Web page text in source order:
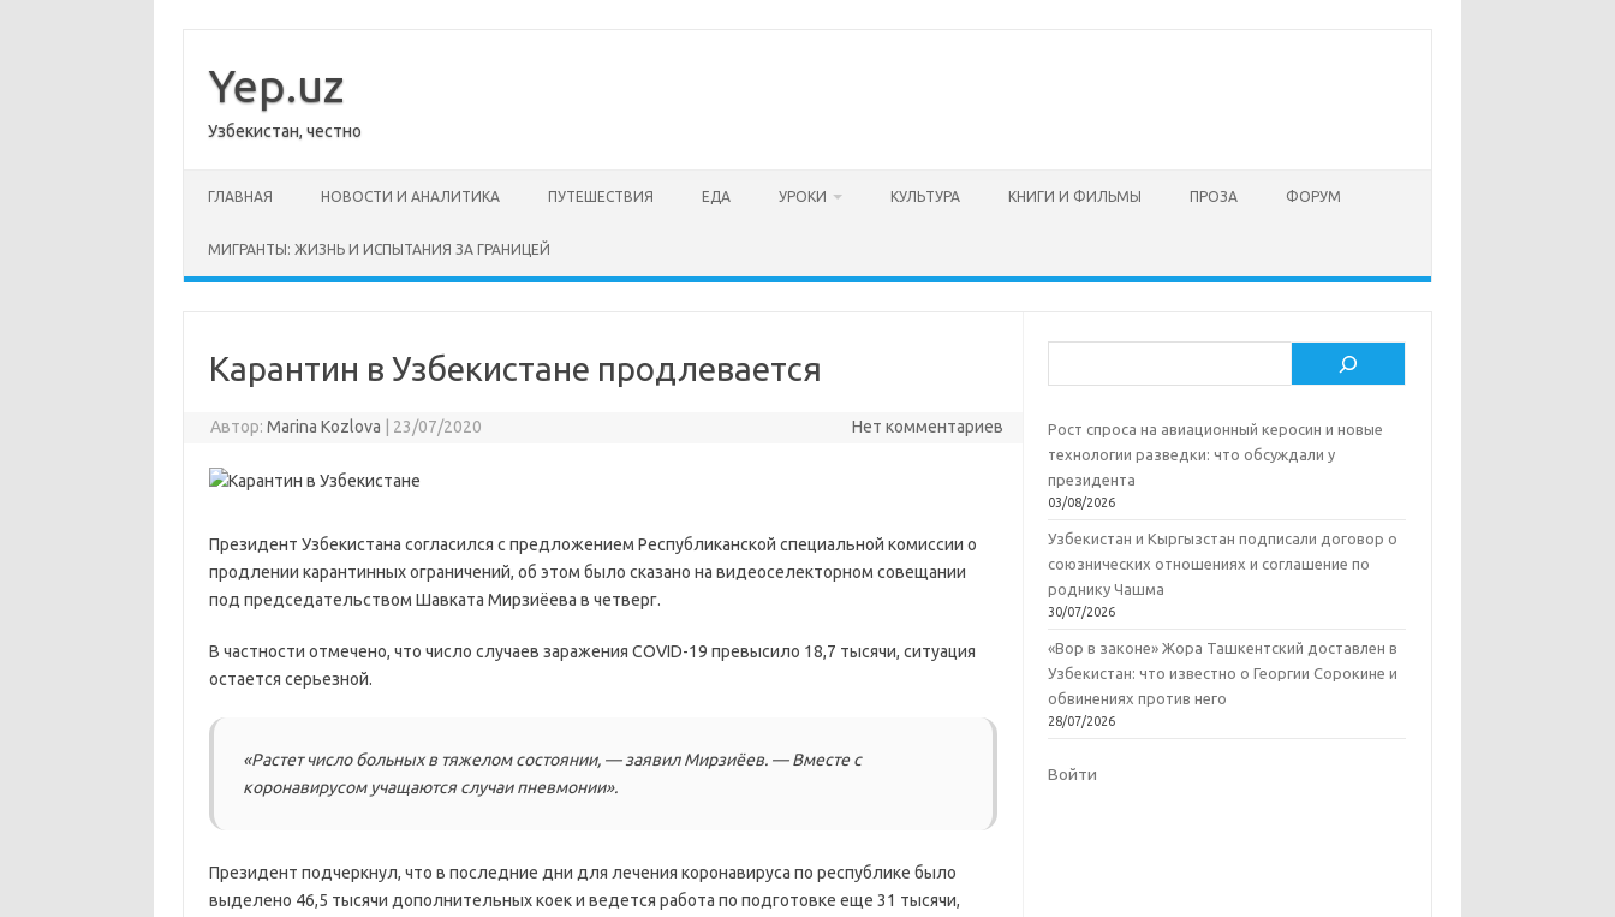
содержимому
Yep.uz
Узбекистан, честно
ГЛАВНАЯ НОВОСТИ И АНАЛИТИКА ПУТЕШЕСТВИЯ ЕДА УРОКИ КУЛЬТУРА КНИГИ И ФИЛЬМЫ ПРОЗА ФОРУМ
МИГРАНТЫ: ЖИЗНЬ И ИСПЫТАНИЯ ЗА ГРАНИЦЕЙ
Карантин в Узбекистане продлевается
Автор: Marina Kozlova 23/07/2020 Нет комментариев
Президент Узбекистана согласился с предложением Республиканской специальной комиссии о
продлении карантинных ограничений, об этом было сказано на видеоселекторном совещании
под председательством Шавката Мирзиёева в четверг.
В частности отмечено, что число случаев заражения COVID-19 превысило 18,7 тысячи, ситуация
остается серьезной.
«Растет число больных в тяжелом состоянии, — заявил Мирзиёев. — Вместе с
коронавирусом учащаются случаи пневмонии».
Президент подчеркнул, что в последние дни для лечения коронавируса по республике было
выделено 46,5 тысячи дополнительных коек и ведется работа по подготовке еще 31 тысячи,
Рост спроса на авиационный керосин и новые
технологии разведки: что обсуждали у
президента
03/08/2026
Узбекистан и Кыргызстан подписали договор о
союзнических отношениях и соглашение по
роднику Чашма
30/07/2026
«Вор в законе» Жора Ташкентский доставлен в
Узбекистан: что известно о Георгии Сорокине и
обвинениях против него
28/07/2026
Войти